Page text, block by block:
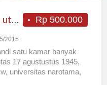
Rp 500.000
Kos putri jl semolowaru utara 1 no 63
2015
satu kamar banyak
17 agustustus 1945,
universitas narotama,